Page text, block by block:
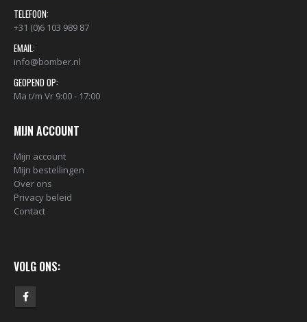
TELEFOON:
+31 (0)6 103 989 87
EMAIL:
info@bomber.nl
GEOPEND OP:
Ma t/m Vr 9:00 - 17:00
MIJN ACCOUNT
Mijn account
Mijn bestellingen
Over ons
Privacy beleid
Contact
VOLG ONS: